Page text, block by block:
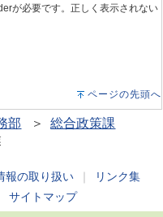
が必要です。正しく表示されない
ページの先頭へ
部 ＞総合政策課
報の取り扱い
リンク集
サイトマップ